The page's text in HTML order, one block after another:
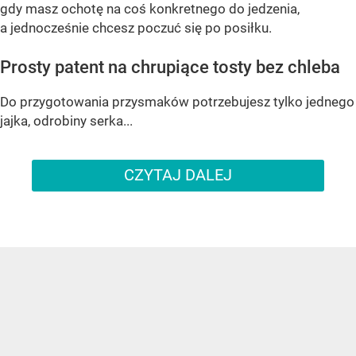
gdy masz ochotę na coś konkretnego do jedzenia,
a jednocześnie chcesz poczuć się po posiłku.
Prosty patent na chrupiące tosty bez chleba
Do przygotowania przysmaków potrzebujesz tylko jednego
jajka, odrobiny serka...
CZYTAJ DALEJ